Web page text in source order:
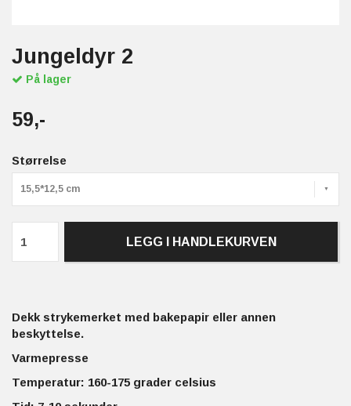
Jungeldyr 2
På lager
59,-
Størrelse
15,5*12,5 cm
LEGG I HANDLEKURVEN
Dekk strykemerket med bakepapir eller annen
beskyttelse.
Varmepresse
Temperatur: 160-175 grader celsius